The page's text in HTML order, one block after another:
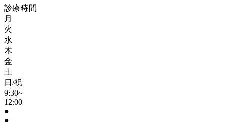
診療時間
月
火
水
木
金
土
日/祝
9:30~
12:00
●